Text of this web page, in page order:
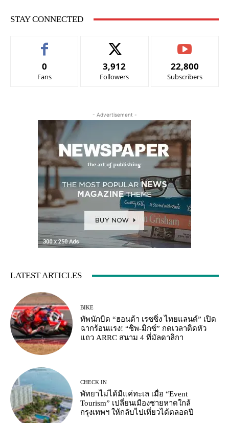
STAY CONNECTED
0
Fans
3,912
Followers
22,800
Subscribers
- Advertisement -
LATEST ARTICLES
BIKE
ทัพนักบิด “ฮอนด้า เรซซิ่ง ไทยแลนด์” เปิด
ฉากร้อนแรง! “ชิพ-มิกซ์” กดเวลาติดหัว
แถว ARRC สนาม 4 ที่มัลดาลิกา
CHECK IN
พัทยาไม่ได้มีแค่ทะเล เมื่อ “Event
Tourism” เปลี่ยนเมืองชายหาดใกล้
กรุงเทพฯ ให้กลับไปเที่ยวได้ตลอดปี